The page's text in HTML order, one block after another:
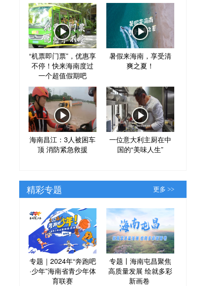
“机票即门票”，优惠享
不停！快来海南度过
一个超值假期吧
暑假来海南，享受清
爽之夏！
海南昌江：3人被困车
顶 消防紧急救援
一位意大利主厨在中
国的“美味人生”
精彩专题 更多 >>
专题｜2024年“奔跑吧
·少年”海南省青少年体
育联赛
专题丨海南屯昌聚焦
高质量发展 绘就多彩
新画卷